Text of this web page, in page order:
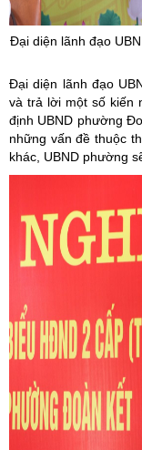
Đại diện lãnh đạo
Đại diện lãnh đạo
và trả lời một số kiến
định UBND phường
những vấn đề thuộc
khác, UBND phường